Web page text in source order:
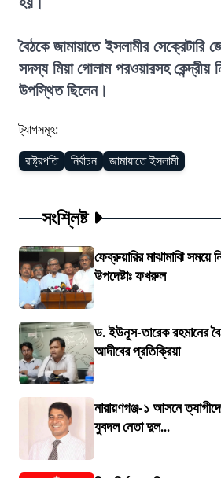
বৈঠকে জামায়াতে ইসলামীর সেক্রেটারি
সদস্য মিয়া গোলাম পরওয়ারসহ কেন্দ্রীয়
উপস্থিত ছিলেন।
ট্যাগসমূহ:
রাষ্ট্রপতি নির্বাচন জামায়াতে ইসলামী
সংশ্লিষ্ট
ফেব্রুয়ারির মাঝামাঝি সময়ে
উপদেষ্টাঃ ফখরুল
ড. ইউনূস-তারেক রহমানের
আদীবের প্রতিক্রিয়া
নারায়ণগঞ্জ-১ আসনে
যুবদল নেতা দুল...